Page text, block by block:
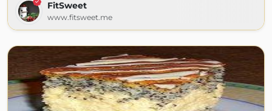
FitSweet
www.fitsweet.me